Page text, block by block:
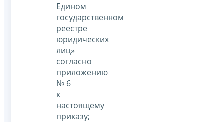
Едином
государственном
реестре
юридических
лиц»
согласно
приложению
№ 6
к
настоящему
приказу;